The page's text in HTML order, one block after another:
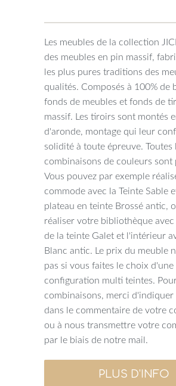
Les meubles de la collection
des meubles en pin massif,
les plus pures traditions des
qualités. Composés à 100% de
fonds de meubles et fonds de
massif. Les tiroirs sont montés
d'aronde, montage qui leur
solidité à toute épreuve. Toutes
combinaisons de couleurs sont
Vous pouvez par exemple
commode avec la Teinte Sable
plateau en teinte Brossé antic,
réaliser votre bibliothèque
de la teinte Galet et l'intérieur
Blanc antic. Le prix du meuble
pas si vous faites le choix d'une
configuration multi teintes.
combinaisons, merci d'indiquer
dans le commentaire de votre
ou à nous transmettre votre
par le biais de notre mail.